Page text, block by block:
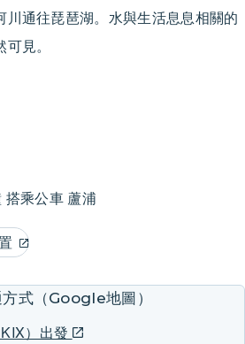
通往琵琶湖。水與生活息息相關的
見。
搭乘公車 蘆浦
式（Google地圖）
）出發